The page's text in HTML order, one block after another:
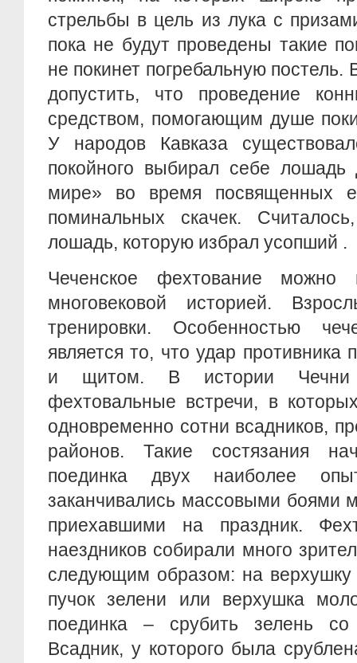
стрельбы в цель из лука с
пока не будут проведены такие
не покинет погребальную
допустить, что проведение
средством, помогающим душе
У народов Кавказа
покойного выбирал себе
мире» во время посвященных
поминальных скачек.
лошадь, которую избрал усопший .
Чеченское фехтование можно
многовековой историей.
тренировки. Особенностью
является то, что удар противника
и щитом. В истории Чечни
фехтовальные встречи, в
одновременно сотни всадников,
районов. Такие состязания
поединка двух наиболее
заканчивались массовыми боями
приехавшими на праздник.
наездников собирали много
следующим образом: на
пучок зелени или верхушка
поединка – срубить зелень
Всадник, у которого была